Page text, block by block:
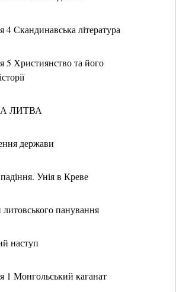
4 Скандинавська література
5 Християнство та його
ЛИТВА
держави
Унія в Креве
панування
наступ
1 Монгольський каганат